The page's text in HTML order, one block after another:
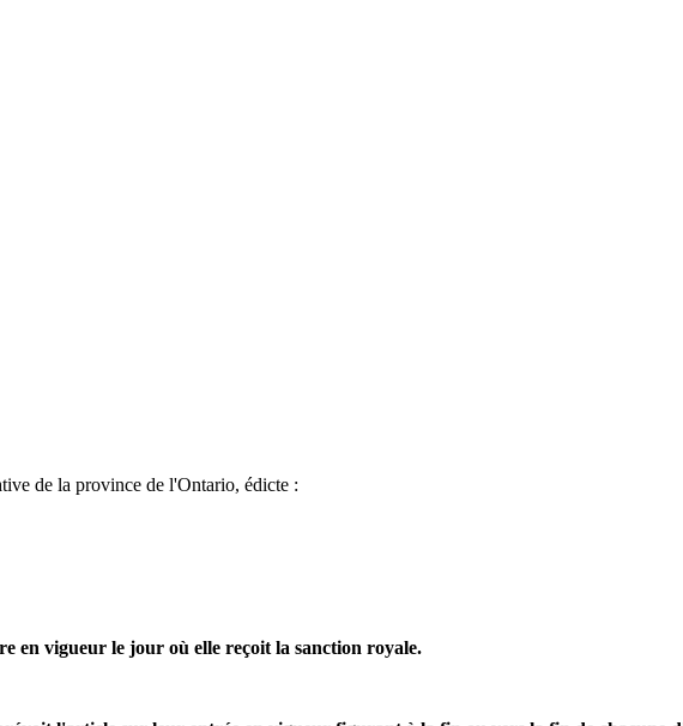
de la province de l'Ontario, édicte :
en vigueur le jour où elle reçoit la sanction royale.